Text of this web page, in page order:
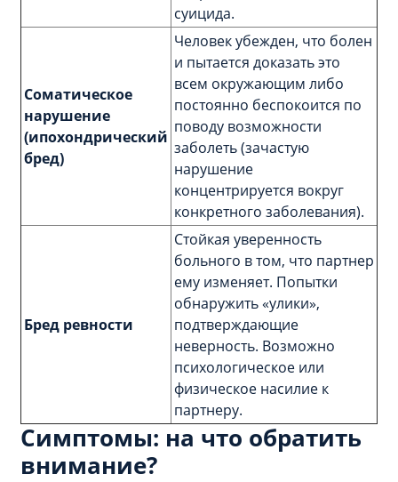
суицида.
Соматическое
нарушение
(ипохондрический
бред)
Человек убежден, что болен
и пытается доказать это
всем окружающим либо
постоянно беспокоится по
поводу возможности
заболеть (зачастую
нарушение
концентрируется вокруг
конкретного заболевания).
Бред ревности
Стойкая уверенность
больного в том, что партнер
ему изменяет. Попытки
обнаружить «улики»,
подтверждающие
неверность. Возможно
психологическое или
физическое насилие к
партнеру.
Симптомы: на что обратить
внимание?